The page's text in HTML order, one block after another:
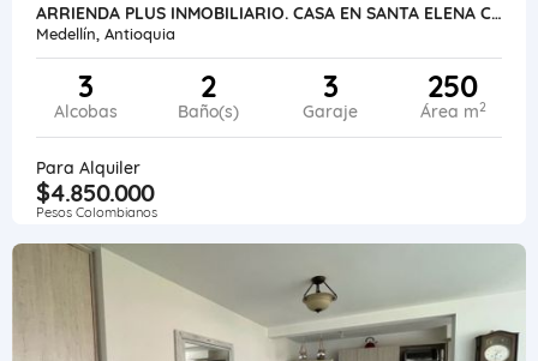
ARRIENDA PLUS INMOBILIARIO. CASA EN SANTA ELENA CERCA AL D1
Medellín, Antioquia
3
Alcobas
2
Baño(s)
3
Garaje
250
Área m2
Para Alquiler
$4.850.000
Pesos Colombianos